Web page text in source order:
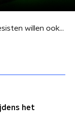
OK-assistenten en anesthesisten willen ook op andere afdelingen kunnen bijspringen
het